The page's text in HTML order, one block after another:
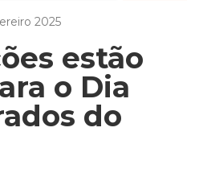
2025
estão
o Dia
do